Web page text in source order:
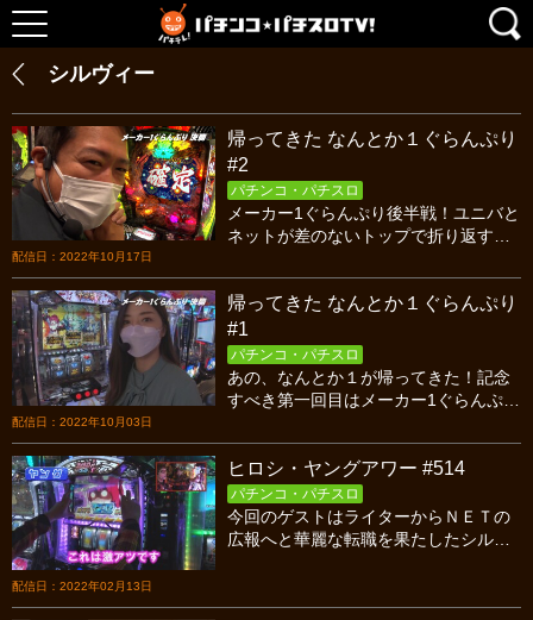
シルヴィー
配信日：2022年10月17日
帰ってきた なんとか１ぐらんぷり
#2
パチンコ・パチスロ
メーカー1ぐらんぷり後半戦！ユニバと
ネットが差のないトップで折り返す
る！！メーカー1に輝くのは誰だ？
配信日：2022年10月03日
帰ってきた なんとか１ぐらんぷり
#1
パチンコ・パチスロ
あの、なんとか１が帰ってきた！記念
すべき第一回目はメーカー1ぐらんぷ
の広報が登場！！メーカー1に輝くのは
誰だ？
配信日：2022年02月13日
ヒロシ・ヤングアワー #514
パチンコ・パチスロ
今回のゲストはライターからＮＥＴの
広報へと華麗な転職を果たしたシルヴ
か？